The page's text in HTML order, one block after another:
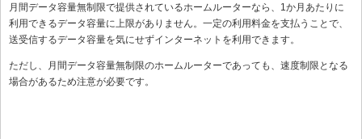
月間データ容量無制限で提供されているホームルーターなら、1か月あたりに
利用できるデータ容量に上限がありません。一定の利用料金を支払うことで、
送受信するデータ容量を気にせずインターネットを利用できます。
ただし、月間データ容量無制限のホームルーターであっても、速度制限となる
場合があるため注意が必要です。